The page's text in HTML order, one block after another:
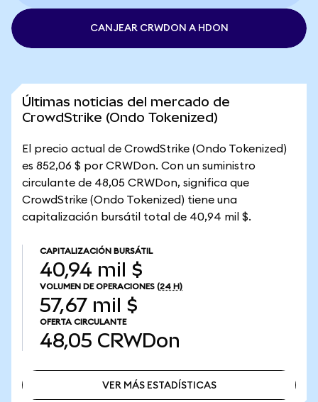
CANJEAR CRWDON A HDON
Últimas noticias del mercado de
CrowdStrike (Ondo Tokenized)
El precio actual de CrowdStrike (Ondo Tokenized)
es 852,06 $ por CRWDon. Con un suministro
circulante de 48,05 CRWDon, significa que
CrowdStrike (Ondo Tokenized) tiene una
capitalización bursátil total de 40,94 mil $.
CAPITALIZACIÓN BURSÁTIL
40,94 mil $
VOLUMEN DE OPERACIONES (24 H)
57,67 mil $
OFERTA CIRCULANTE
48,05 CRWDon
VER MÁS ESTADÍSTICAS